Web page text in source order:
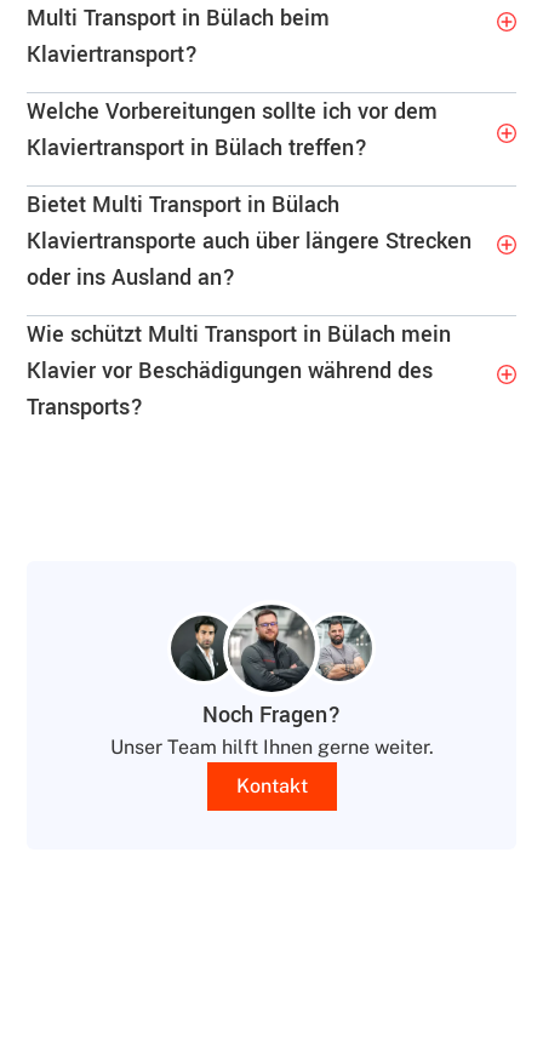
Multi Transport in Bülach beim
Klaviertransport?
Welche Vorbereitungen sollte ich vor dem
Klaviertransport in Bülach treffen?
Bietet Multi Transport in Bülach
Klaviertransporte auch über längere Strecken
oder ins Ausland an?
Wie schützt Multi Transport in Bülach mein
Klavier vor Beschädigungen während des
Transports?
Noch Fragen?
Unser Team hilft Ihnen gerne weiter.
Kontakt